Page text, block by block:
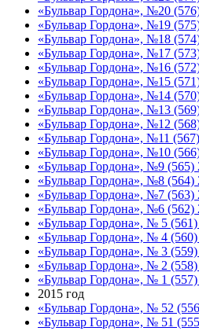
«Бульвар Гордона», №20
«Бульвар Гордона», №19
«Бульвар Гордона», №18
«Бульвар Гордона», №17
«Бульвар Гордона», №16
«Бульвар Гордона», №15
«Бульвар Гордона», №14
«Бульвар Гордона», №13
«Бульвар Гордона», №12
«Бульвар Гордона», №11
«Бульвар Гордона», №10
«Бульвар Гордона», №9 (565)
«Бульвар Гордона», №8 (564)
«Бульвар Гордона», №7 (563)
«Бульвар Гордона», №6 (562)
«Бульвар Гордона», № 5
«Бульвар Гордона», № 4 (560)
«Бульвар Гордона», № 3 (559)
«Бульвар Гордона», № 2 (558)
«Бульвар Гордона», № 1 (557)
2015 год
«Бульвар Гордона», № 52
«Бульвар Гордона», № 51